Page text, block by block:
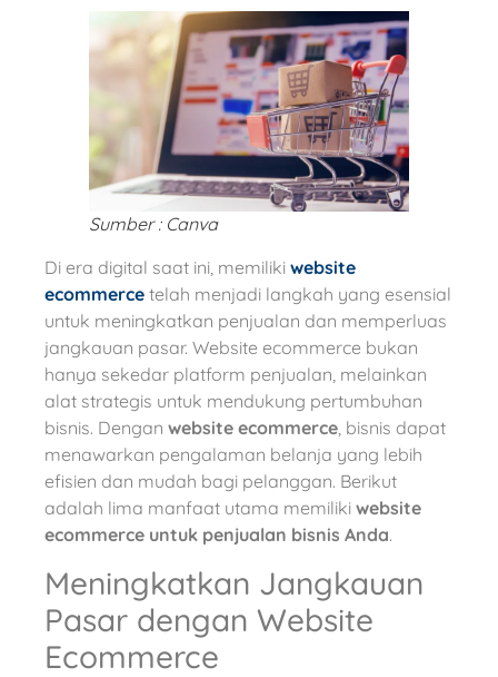
Sumber : Canva
Di era digital saat ini, memiliki website
ecommerce telah menjadi langkah yang esensial
untuk meningkatkan penjualan dan memperluas
jangkauan pasar. Website ecommerce bukan
hanya sekedar platform penjualan, melainkan
alat strategis untuk mendukung pertumbuhan
bisnis. Dengan website ecommerce, bisnis dapat
menawarkan pengalaman belanja yang lebih
efisien dan mudah bagi pelanggan. Berikut
adalah lima manfaat utama memiliki website
ecommerce untuk penjualan bisnis Anda.
Meningkatkan Jangkauan
Pasar dengan Website
Ecommerce